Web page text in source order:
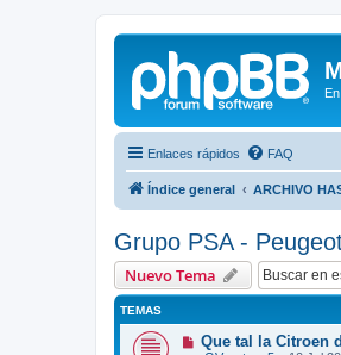
Enlaces rápidos FAQ
Índice general ARCHIVO
Grupo PSA -
Nuevo Tema
TEMAS
Que tal la Citroen